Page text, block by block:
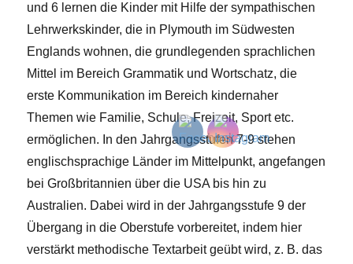
und 6 lernen die Kinder mit Hilfe der sympathischen
Lehrwerkskinder, die in Plymouth im Südwesten
Englands wohnen, die grundlegenden sprachlichen
Mittel im Bereich Grammatik und Wortschatz, die
erste Kommunikation im Bereich kindernaher
Themen wie Familie, Schule, Freizeit, Sport etc.
ermöglichen. In den Jahrgangsstufen 7-9 stehen
englischsprachige Länder im Mittelpunkt, angefangen
bei Großbritannien über die USA bis hin zu
Australien. Dabei wird in der Jahrgangsstufe 9 der
Übergang in die Oberstufe vorbereitet, indem hier
verstärkt methodische Textarbeit geübt wird, z. B. das